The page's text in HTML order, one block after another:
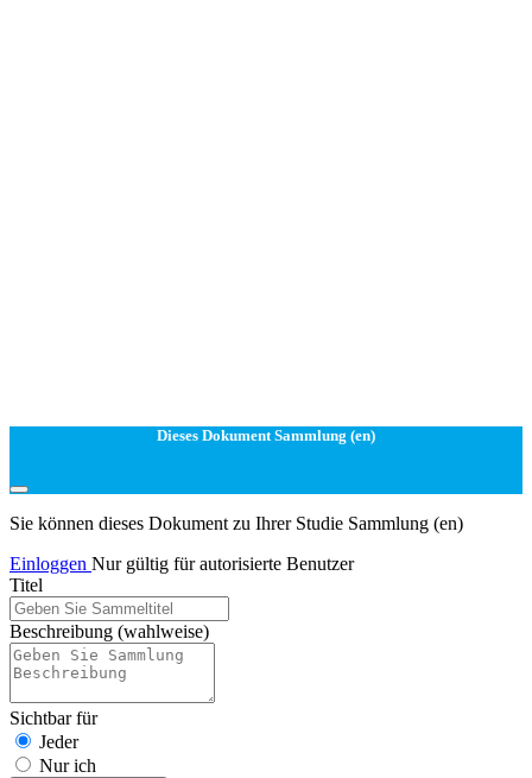
Dieses Dokument Sammlung (en)
Sie können dieses Dokument zu Ihrer Studie Sammlung (en)
Einloggen Nur gültig für autorisierte Benutzer
Titel
Beschreibung (wahlweise)
Sichtbar für
Jeder
Nur ich